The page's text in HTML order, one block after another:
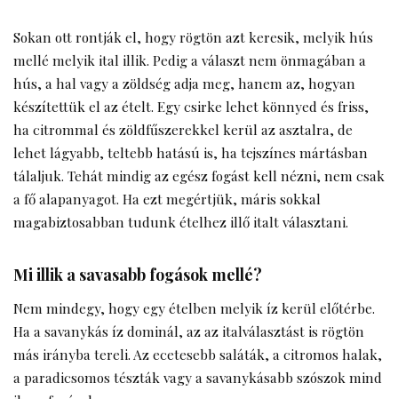
Sokan ott rontják el, hogy rögtön azt keresik, melyik hús
mellé melyik ital illik. Pedig a választ nem önmagában a
hús, a hal vagy a zöldség adja meg, hanem az, hogyan
készítettük el az ételt. Egy csirke lehet könnyed és friss,
ha citrommal és zöldfűszerekkel kerül az asztalra, de
lehet lágyabb, teltebb hatású is, ha tejszínes mártásban
tálaljuk. Tehát mindig az egész fogást kell nézni, nem csak
a fő alapanyagot. Ha ezt megértjük, máris sokkal
magabiztosabban tudunk ételhez illő italt választani.
Mi illik a savasabb fogások mellé?
Nem mindegy, hogy egy ételben melyik íz kerül előtérbe.
Ha a savanykás íz dominál, az az italválasztást is rögtön
más irányba tereli. Az ecetesebb saláták, a citromos halak,
a paradicsomos tészták vagy a savanykásabb szószok mind